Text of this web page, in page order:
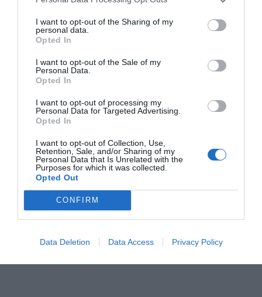
I want to opt-out of the Sharing of my
personal data.
Opted In
I want to opt-out of the Sale of my
Personal Data.
Opted In
I want to opt-out of processing my
Personal Data for Targeted Advertising.
Opted In
I want to opt-out of Collection, Use,
Retention, Sale, and/or Sharing of my
Personal Data that Is Unrelated with the
Purposes for which it was collected.
Opted Out
CONFIRM
Data Deletion Data Access Privacy Policy
RELACIONADES
Mercadona
comprarà 220.000
tones de cítrics
d'origen local, un
Aposta milionària
de Mercadona a les
Tarragona
Amazon
nou centre a
amb 230